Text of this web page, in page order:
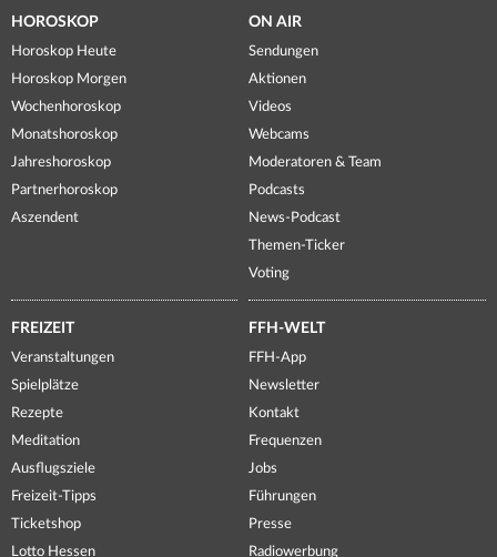
HOROSKOP
Horoskop Heute
Horoskop Morgen
Wochenhoroskop
Monatshoroskop
Jahreshoroskop
Partnerhoroskop
Aszendent
ON AIR
Sendungen
Aktionen
Videos
Webcams
Moderatoren & Team
Podcasts
News-Podcast
Themen-Ticker
Voting
FREIZEIT
Veranstaltungen
Spielplätze
Rezepte
Meditation
Ausflugsziele
Freizeit-Tipps
Ticketshop
Lotto Hessen
FFH-WELT
FFH-App
Newsletter
Kontakt
Frequenzen
Jobs
Führungen
Presse
Radiowerbung